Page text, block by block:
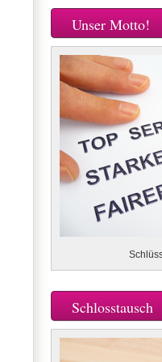
Unser Motto!
Schlosstausch